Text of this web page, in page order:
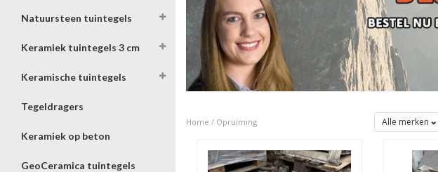
Natuursteen tuintegels
Keramiek tuintegels 3 cm
Keramische tuintegels
Tegeldragers
Keramiek op beton
GeoCeramica tuintegels
Home / Opruiming Alle merken